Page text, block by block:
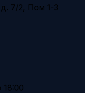
7/2, Пом 1-3
18:00